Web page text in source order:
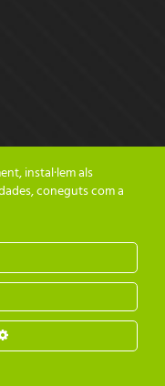
reservats | Preus amb
instal·lem als
coneguts com a